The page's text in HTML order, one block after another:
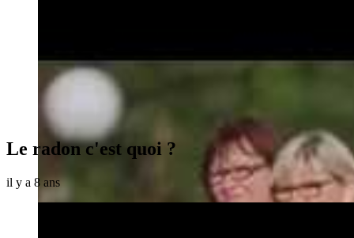
Le radon c'est quoi ?
il y a 8 ans